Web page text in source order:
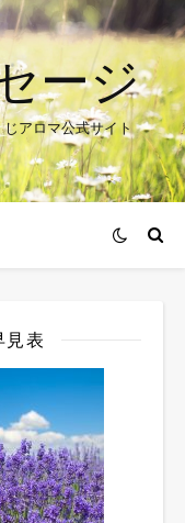
ージ
アロマ公式サイト
見表